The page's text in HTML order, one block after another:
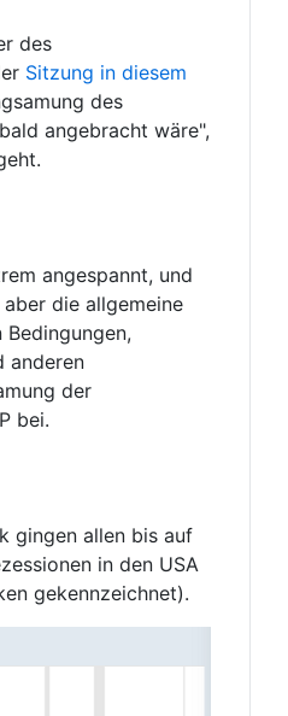
des
Sitzung in diesem
des
angebracht wäre",
angespannt, und
die allgemeine
anderen
der
bei.
gingen allen bis auf
in den USA
gekennzeichnet).